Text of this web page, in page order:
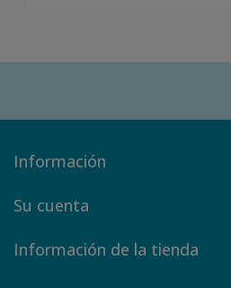
Información
Su cuenta
Información de la tienda